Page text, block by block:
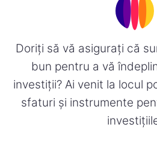
Doriți să vă asigurați că
bun pentru a vă
investiții? Ai venit la locul
sfaturi și instrumente